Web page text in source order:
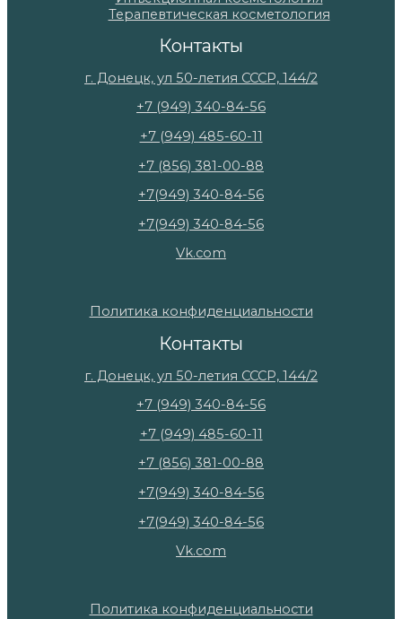
Терапевтическая косметология
Контакты
г. Донецк, ул 50-летия СССР, 144/2
+7 (949) 340-84-56
+7 (949) 485-60-11
+7 (856) 381-00-88
+7(949) 340-84-56
+7(949) 340-84-56
Vk.com
Политика конфиденциальности
Контакты
г. Донецк, ул 50-летия СССР, 144/2
+7 (949) 340-84-56
+7 (949) 485-60-11
+7 (856) 381-00-88
+7(949) 340-84-56
+7(949) 340-84-56
Vk.com
Политика конфиденциальности